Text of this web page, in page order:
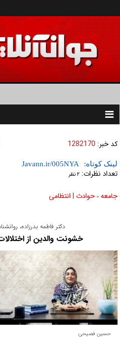
Toggle
کد خبر: 1282170
لینک کوتاه:
تعداد نظرات: ۲ نظر
جامعه » حوادث | انتظامی
دکتر فاطمه بدرزاده،
خشونت والدین از
حسین فصیحی